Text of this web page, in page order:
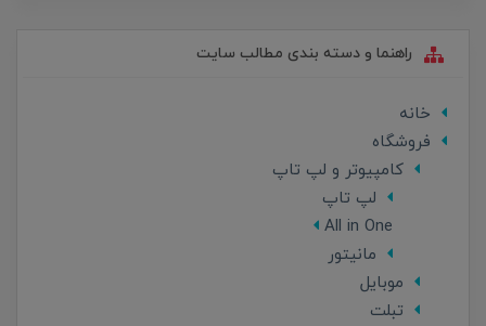
راهنما و دسته بندی مطالب سایت
خانه
فروشگاه
کامپیوتر و لپ تاپ
لپ تاپ
All in One
مانیتور
موبایل
تبلت